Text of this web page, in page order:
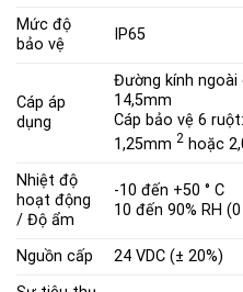
Mức độ
bảo vệ
IP65
Cáp áp
dụng
Đường kính ngoài
14,5mm
Cáp bảo vệ 6
1,25mm2 hoặc
Nhiệt độ
hoạt động
/ Độ ẩm
-10 đến +50 ° C
10 đến 90% RH
Nguồn cấp
24 VDC (± 20%)